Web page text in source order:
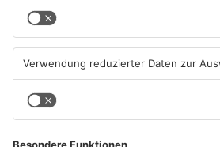
06.08.2026, 06:37 UHR IN